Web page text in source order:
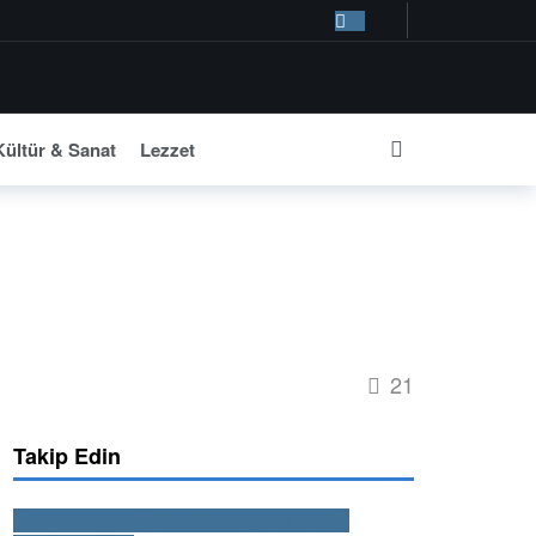
& Sanat Lezzet
21
Takip Edin